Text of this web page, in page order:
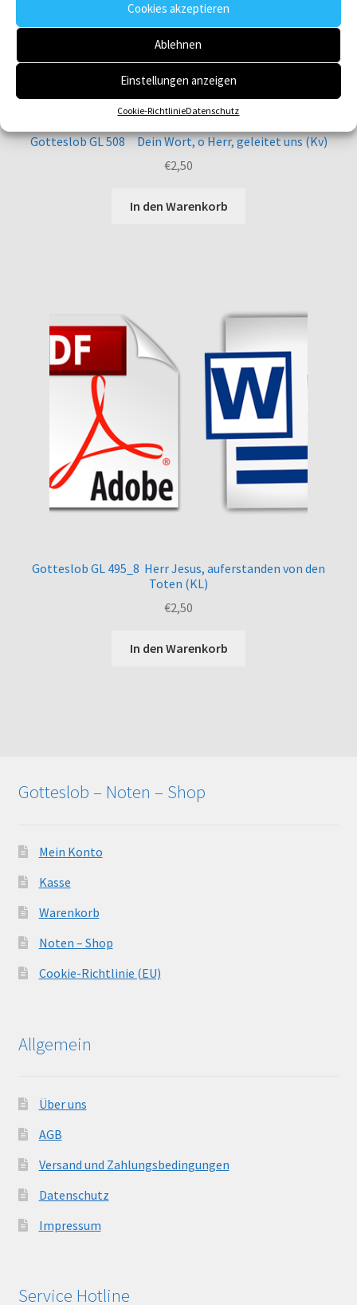
Cookies akzeptieren
Ablehnen
Einstellungen anzeigen
Cookie-RichtlinieDatenschutz
Gotteslob GL 508 Dein Wort, o Herr, geleitet uns (Kv)
€2,50
In den Warenkorb
Gotteslob GL 495_8 Herr Jesus, auferstanden von den
Toten (KL)
€2,50
In den Warenkorb
Gotteslob – Noten – Shop
Mein Konto
Kasse
Warenkorb
Noten – Shop
Cookie-Richtlinie (EU)
Allgemein
Über uns
AGB
Versand und Zahlungsbedingungen
Datenschutz
Impressum
Service Hotline